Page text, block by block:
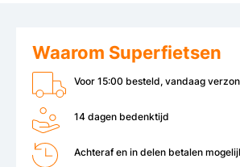
Waarom Superfietsen
Voor 15:00 besteld, vandaag
14 dagen bedenktijd
Achteraf en in delen betalen